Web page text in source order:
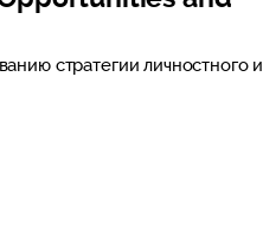
стратегии личностного и